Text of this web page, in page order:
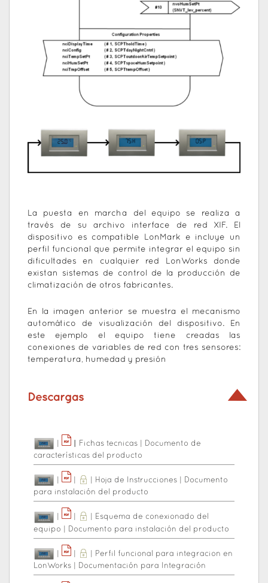
La puesta en marcha del equipo se realiza a
través de su archivo interface de red XIF. El
dispositivo es compatible LonMark e incluye un
perfil funcional que permite integrar el equipo sin
dificultades en cualquier red LonWorks donde
existan sistemas de control de la producción de
climatización de otros fabricantes.
En la imagen anterior se muestra el mecanismo
automático de visualización del dispositivo. En
este ejemplo el equipo tiene creadas las
conexiones de variables de red con tres sensores:
temperatura, humedad y presión
Descargas
Fichas tecnicas
Documento de
características del producto
Hoja de Instrucciones
Documento
para instalación del producto
Esquema de conexionado del
equipo
Documento para instalación del producto
Perfil funcional para integracion en
LonWorks
Documentación para Integración